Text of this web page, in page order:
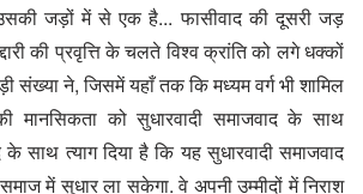
जड़ों में से एक है... फासीवाद की दूसरी जड़
की प्रवृत्ति के चलते विश्व क्रांति को लगे धक्कों
संख्या ने, जिसमें यहाँ तक कि मध्यम वर्ग भी शामिल
मानसिकता को सुधारवादी समाजवाद के साथ
साथ त्याग दिया है कि यह सुधारवादी समाजवाद
में सुधार ला सकेगा. वे अपनी उम्मीदों में निराश